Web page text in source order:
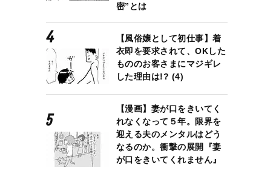
密”とは
【風俗嬢として初仕事】着
衣即を要求されて、OKした
もののお客さまにマジギレ
した理由は!? (4)
【漫画】妻が口をきいてく
れなくなって５年。限界を
迎える夫のメンタルはどう
なるのか。衝撃の展開『妻
が口をきいてくれません』